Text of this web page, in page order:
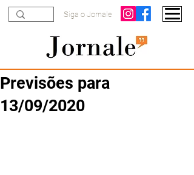
Siga o Jornale
Previsões para
13/09/2020